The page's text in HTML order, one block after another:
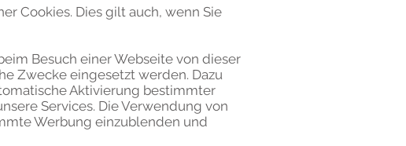
Cookies. Dies gilt auch, wenn Sie
Besuch einer Webseite von dieser
Zwecke eingesetzt werden. Dazu
Aktivierung bestimmter
Services. Die Verwendung von
Werbung einzublenden und